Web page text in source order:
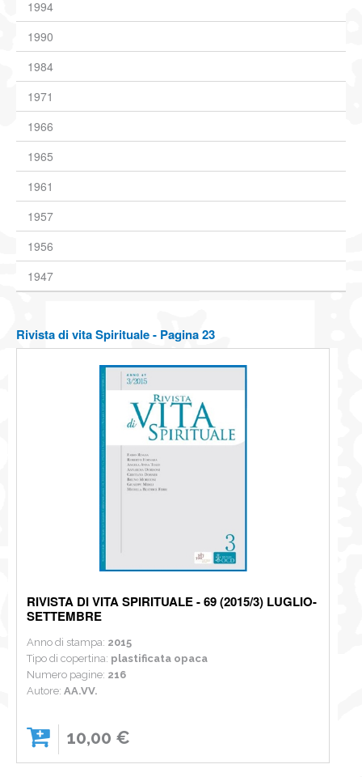
1994
1990
1984
1971
1966
1965
1961
1957
1956
1947
Rivista di vita Spirituale - Pagina 23
RIVISTA DI VITA SPIRITUALE - 69 (2015/3) LUGLIO-
SETTEMBRE
Anno di stampa: 2015
Tipo di copertina: plastificata opaca
Numero pagine: 216
Autore: AA.VV.
10,00 €